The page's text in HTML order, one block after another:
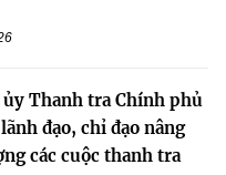
ủy Thanh tra Chính phủ
đạo, chỉ đạo nâng
các cuộc thanh tra